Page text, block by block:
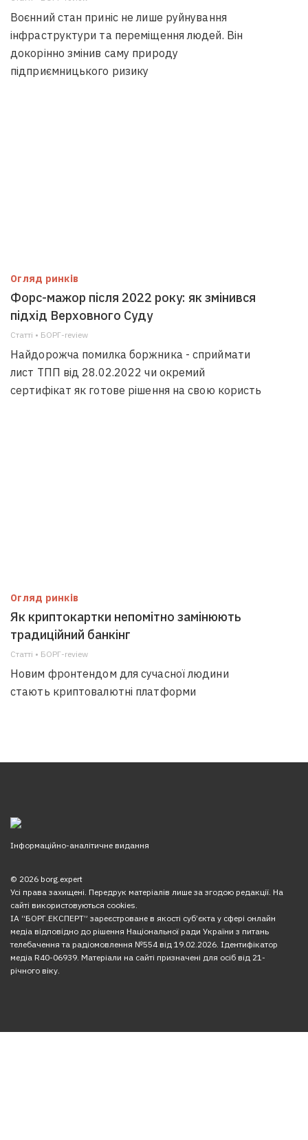
Воєнний стан приніс не лише руйнування
інфраструктури та переміщення людей. Він
докорінно змінив саму природу
підприємницького ризику
Огляд ринків
Форс-мажор після 2022 року: як змінився
підхід Верховного Суду
Статті • БОРГ-review
Найдорожча помилка боржника - сприймати
лист ТПП від 28.02.2022 чи окремий
сертифікат як готове рішення на свою користь
Огляд ринків
Як криптокартки непомітно замінюють
традиційний банкінг
Статті • БОРГ-review
Новим фронтендом для сучасної людини
стають криптовалютні платформи
Інформаційно-аналітичне видання
© 2026 borg.expert
Усі права захищені. Передрук матеріалів лише за згодою редакції. На
сайті використовуються cookies.
ІА “БОРГ.ЕКСПЕРТ” зареєстроване в якості суб’єкта у сфері онлайн
медіа відповідно до рішення Національної ради України з питань
телебачення та радіомовлення №554 від 19.02.2026. Ідентифікатор
медіа R40-06939. Матеріали на сайті призначені для осіб від 21-
річного віку.